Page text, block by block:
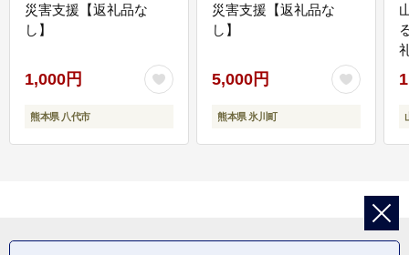
災害支援【返礼品な
し】
1,000円
熊本県 八代市
災害支援【返礼品な
し】
5,000円
熊本県 氷川町